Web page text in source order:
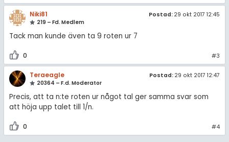
Niki81
219 – Fd. Medlem
Postad: 29 okt 2017 12:45
Tack man kunde även ta 9 roten ur 7
0 #3
Teraeagle
20364 – F.d. Moderator
Postad: 29 okt 2017 12:47
Precis, att ta n:te roten ur något tal ger samma svar som
att höja upp talet till 1/n.
0 #4
För lärare
5 inloggade
Allmänna villkor
Cookie-inställningar
diskussioner